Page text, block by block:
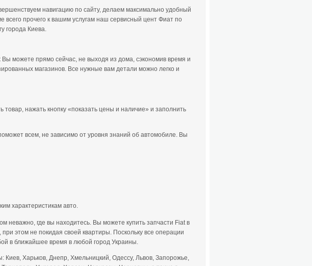
навигацию по сайту, делаем максимально удобный
прочего к вашим услугам наш сервисный цент Фиат по
города Киева.
Вы можете прямо сейчас, не выходя из дома, сэкономив время и
магазинов. Все нужные вам детали можно легко и
нажать кнопку «показать цены и наличие» и заполнить
всем, не зависимо от уровня знаний об автомобиле. Вы
характеристикам авто.
где вы находитесь. Вы можете купить запчасти Fiat в
этом не покидая своей квартиры. Поскольку все операции
в ближайшее время в любой город Украины.
Харьков, Днепр, Хмельницкий, Одессу, Львов, Запорожье,